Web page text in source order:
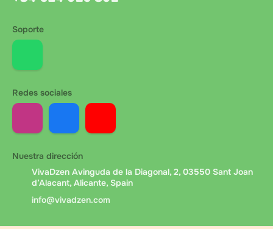
Soporte
Redes sociales
Nuestra dirección
VivaDzen Avinguda de la Diagonal, 2, 03550 Sant Joan
d’Alacant, Alicante, Spain
info@vivadzen.com